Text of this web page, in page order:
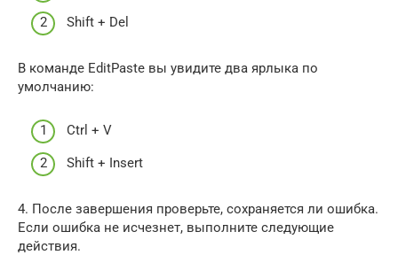
Shift + Del
В команде EditPaste вы увидите два ярлыка по
умолчанию:
Ctrl + V
Shift + Insert
4. После завершения проверьте, сохраняется ли ошибка.
Если ошибка не исчезнет, ​​выполните следующие
действия.